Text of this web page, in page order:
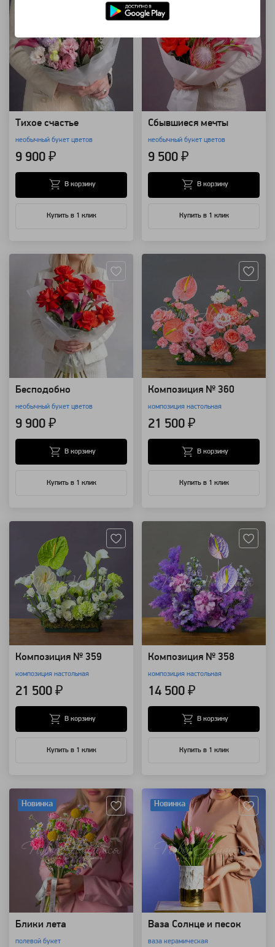
Тихое счастье
необычный букет цветов
9 900 ₽
Купить в 1 клик
В корзину
Сбывшиеся мечты
необычный букет цветов
9 500 ₽
Купить в 1 клик
В корзину
Бесподобно
необычный букет цветов
9 900 ₽
Купить в 1 клик
В корзину
Композиция № 360
композиция настольная
21 500 ₽
Купить в 1 клик
В корзину
Композиция № 359
композиция настольная
21 500 ₽
Купить в 1 клик
В корзину
Композиция № 358
композиция настольная
14 500 ₽
Купить в 1 клик
В корзину
Новинка
Блики лета
полевой букет
Новинка
Ваза Солнце и песок
ваза керамическая